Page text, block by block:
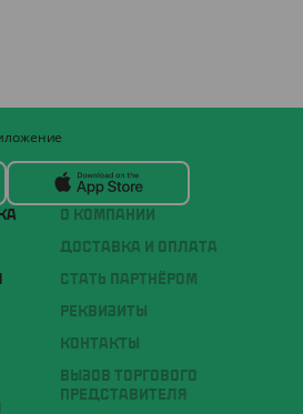
О КОМПАНИИ
ДОСТАВКА И ОПЛАТА
СТАТЬ ПАРТНЁРОМ
РЕКВИЗИТЫ
КОНТАКТЫ
ВЫЗОВ ТОРГОВОГО
ПРЕДСТАВИТЕЛЯ